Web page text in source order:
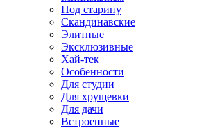
Под старину
Скандинавские
Элитные
Эксклюзивные
Хай-тек
Особенности
Для студии
Для хрущевки
Для дачи
Встроенные